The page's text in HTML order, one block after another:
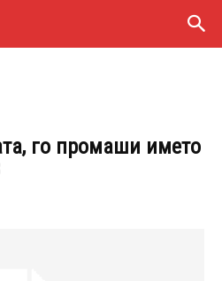
го промаши името